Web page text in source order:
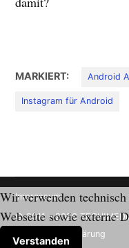
MARKIERT: Android
Instagram für Android
Impressum
© 2011 - 2026
Datenschutzerklärung
Wir verwenden
Webseite sowie externe
Verstanden